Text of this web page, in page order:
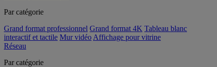
Par catégorie
Grand format professionnel Grand format 4K Tableau blanc
interactif et tactile Mur vidéo Affichage pour vitrine
Réseau
Par catégorie